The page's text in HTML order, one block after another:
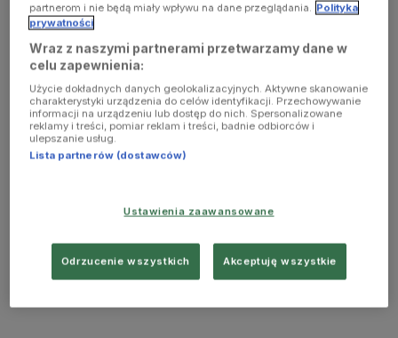
partnerom i nie będą miały wpływu na dane przeglądania. Polityka
prywatności
Wraz z naszymi partnerami przetwarzamy dane w
celu zapewnienia:
Użycie dokładnych danych geolokalizacyjnych. Aktywne skanowanie
charakterystyki urządzenia do celów identyfikacji. Przechowywanie
informacji na urządzeniu lub dostęp do nich. Spersonalizowane
reklamy i treści, pomiar reklam i treści, badnie odbiorców i
ulepszanie usług.
Lista partnerów (dostawców)
Ustawienia zaawansowane
Odrzucenie wszystkich Akceptuję wszystkie